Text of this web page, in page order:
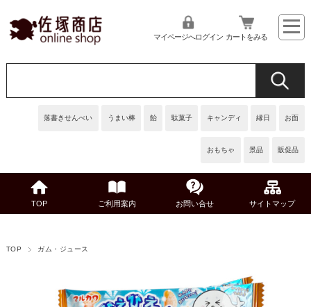
落書きせんべい うまい棒 飴 駄菓子 キャンディ 縁日 お面
おもちゃ 景品 販促品
マイページへログイン カートをみる
TOP ご利用案内 お問い合せ サイトマップ
TOP ガム・ジュース